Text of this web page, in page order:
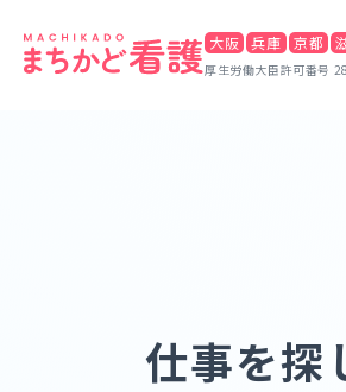
大阪 兵庫 京都
厚生労働大臣許可番号
仕事を探